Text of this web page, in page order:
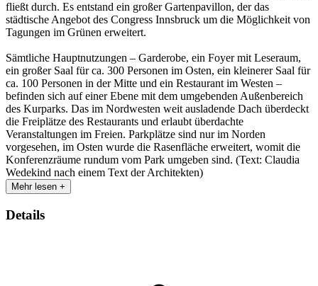
fließt durch. Es entstand ein großer Gartenpavillon, der das
städtische Angebot des Congress Innsbruck um die Möglichkeit von
Tagungen im Grünen erweitert.
Sämtliche Hauptnutzungen – Garderobe, ein Foyer mit Leseraum,
ein großer Saal für ca. 300 Personen im Osten, ein kleinerer Saal für
ca. 100 Personen in der Mitte und ein Restaurant im Westen –
befinden sich auf einer Ebene mit dem umgebenden Außenbereich
des Kurparks. Das im Nordwesten weit ausladende Dach überdeckt
die Freiplätze des Restaurants und erlaubt überdachte
Veranstaltungen im Freien. Parkplätze sind nur im Norden
vorgesehen, im Osten wurde die Rasenfläche erweitert, womit die
Konferenzräume rundum vom Park umgeben sind. (Text: Claudia
Wedekind nach einem Text der Architekten)
Mehr lesen +
Details